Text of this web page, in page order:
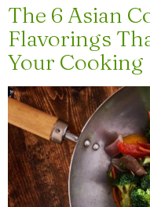
The 6 Asian
Flavorings
Your Cooking